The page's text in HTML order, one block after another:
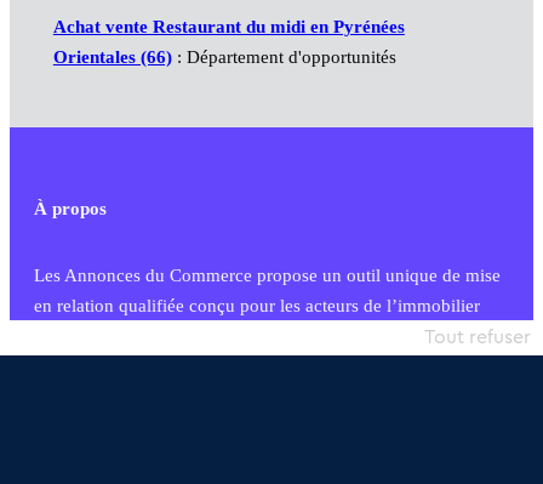
Achat vente Restaurant du midi en Pyrénées
Orientales (66): Département d'opportunités
À propos
Les Annonces du Commerce propose un outil unique de mise
en relation qualifiée conçu pour les acteurs de l’immobilier
commercial et les collectivités territoriales, simple et intégrant
Tout refuser